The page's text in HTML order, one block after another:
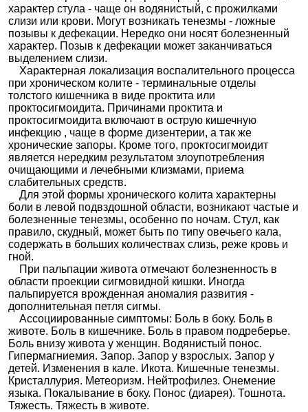
характер стула - чаще он водянистый, с прожилками
слизи или крови. Могут возникать тенезмы - ложные
позывы к дефекации. Нередко они носят болезненный
характер. Позыв к дефекации может заканчиваться
выделением слизи.
Характерная локализация воспалительного процесса
при хроническом колите - терминальные отделы
толстого кишечника в виде проктита или
проктосигмоидита. Причинами проктита и
проктосигмоидита включают в острую кишечную
инфекцию , чаще в форме дизентерии, а так же
хронические запоры. Кроме того, проктосигмоидит
является нередким результатом злоупотребления
очищающими и лечебными клизмами, приема
слабительных средств.
Для этой формы хронического колита характерны
боли в левой подвздошной области, возникают частые и
болезненные тенезмы, особенно по ночам. Стул, как
правило, скудный, может быть по типу овечьего кала,
содержать в больших количествах слизь, реже кровь и
гной.
При пальпации живота отмечают болезненность в
области проекции сигмовидной кишки. Иногда
пальпируется врожденная аномалия развития -
дополнительная петля сигмы.
Ассоциированные симптомы: Боль в боку. Боль в
животе. Боль в кишечнике. Боль в правом подреберье.
Боль внизу живота у женщин. Водянистый понос.
Гипермагниемия. Запор. Запор у взрослых. Запор у
детей. Изменения в кале. Икота. Кишечные тенезмы.
Кристаллурия. Метеоризм. Нейтрофилез. Онемение
языка. Покалывание в боку. Понос (диарея). Тошнота.
Тяжесть. Тяжесть в животе.